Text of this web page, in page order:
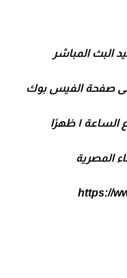
البث المباشر
على صفحة الفيس بوك
١ ظهرًا
المصرية
https://